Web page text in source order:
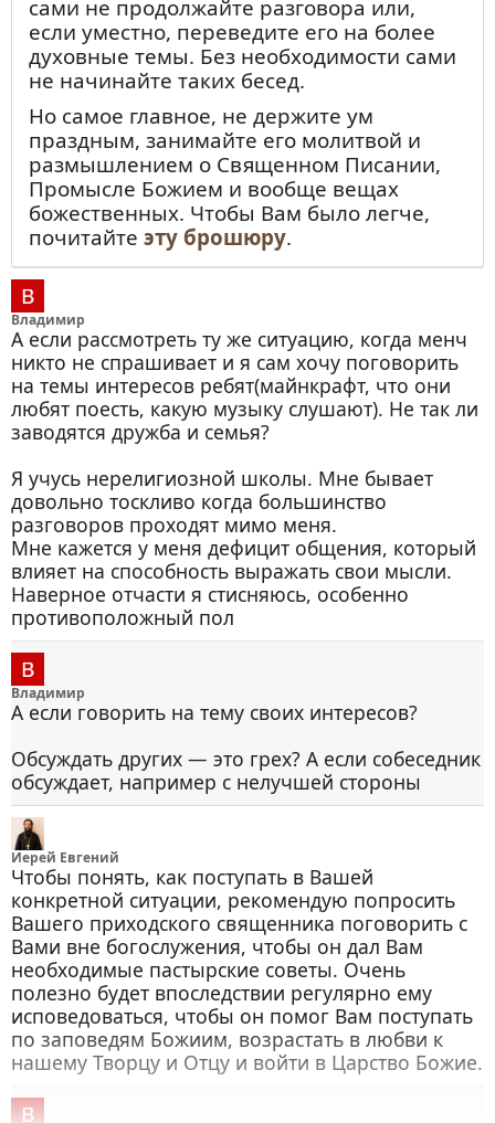
сами не продолжайте разговора или,
если уместно, переведите его на более
духовные темы. Без необходимости сами
не начинайте таких бесед.
Но самое главное, не держите ум
праздным, занимайте его молитвой и
размышлением о Священном Писании,
Промысле Божием и вообще вещах
божественных. Чтобы Вам было легче,
почитайте эту брошюру.
Владимир
А если рассмотреть ту же ситуацию, когда менч
никто не спрашивает и я сам хочу поговорить
на темы интересов ребят(майнкрафт, что они
любят поесть, какую музыку слушают). Не так ли
заводятся дружба и семья?
Я учусь нерелигиозной школы. Мне бывает
довольно тоскливо когда большинство
разговоров проходят мимо меня.
Мне кажется у меня дефицит общения, который
влияет на способность выражать свои мысли.
Наверное отчасти я стисняюсь, особенно
противоположный пол
Владимир
А если говорить на тему своих интересов?
Обсуждать других — это грех? А если собеседник
обсуждает, например с нелучшей стороны
Иерей Евгений
Чтобы понять, как поступать в Вашей
конкретной ситуации, рекомендую попросить
Вашего приходского священника поговорить с
Вами вне богослужения, чтобы он дал Вам
необходимые пастырские советы. Очень
полезно будет впоследствии регулярно ему
исповедоваться, чтобы он помог Вам поступать
по заповедям Божиим, возрастать в любви к
нашему Творцу и Отцу и войти в Царство Божие.